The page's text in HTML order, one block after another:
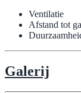
Ventilatie
Afstand tot
Galerij